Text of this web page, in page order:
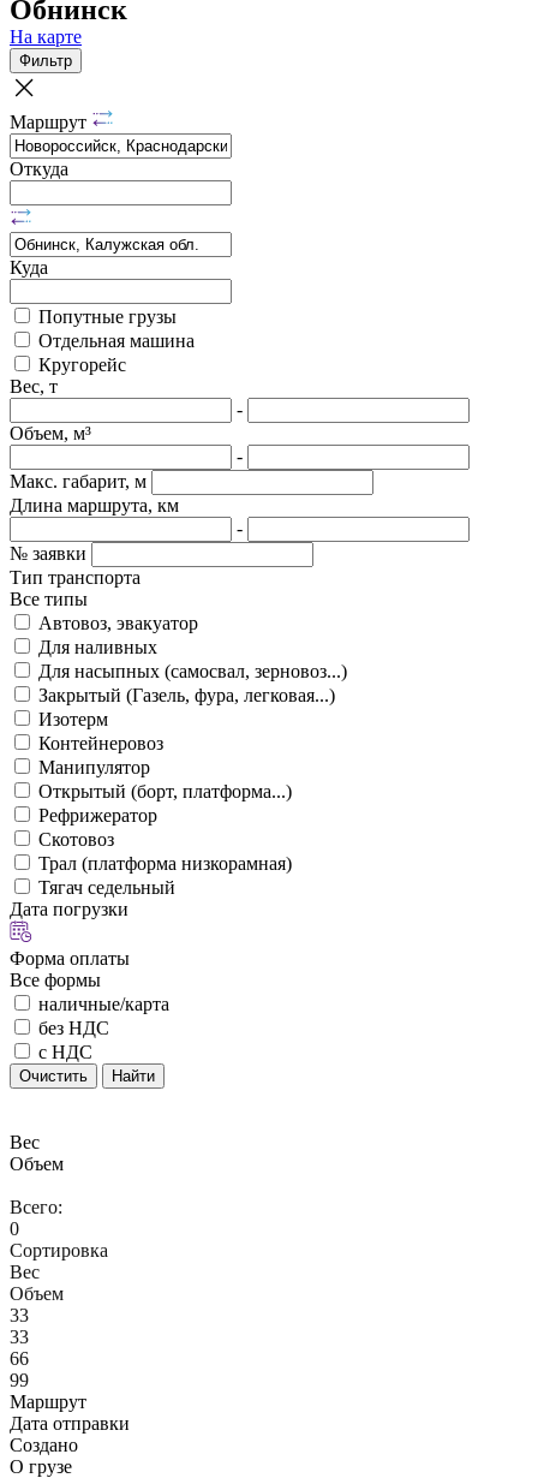
Обнинск
На карте
Фильтр
Маршрут
Откуда
Куда
Попутные грузы
Отдельная машина
Кругорейс
Вес, т
-
Объем, м³
-
Макс. габарит, м
Длина маршрута, км
-
№ заявки
Тип транспорта
Все типы
Автовоз, эвакуатор
Для наливных
Для насыпных (самосвал, зерновоз...)
Закрытый (Газель, фура, легковая...)
Изотерм
Контейнеровоз
Манипулятор
Открытый (борт, платформа...)
Рефрижератор
Скотовоз
Трал (платформа низкорамная)
Тягач седельный
Дата погрузки
Форма оплаты
Все формы
наличные/карта
без НДС
с НДС
Очистить Найти
Вес
Объем
Всего:
0
Сортировка
Вес
Объем
33
33
66
99
Маршрут
Дата отправки
Создано
О грузе